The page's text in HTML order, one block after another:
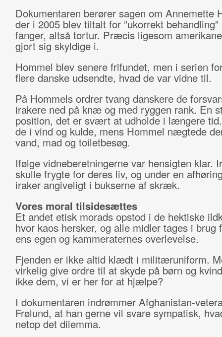
Dokumentaren berører sagen om Annemette
der i 2005 blev tiltalt for ”ukorrekt
fanger, altså tortur. Præcis ligesom
gjort sig skyldige i.
Hommel blev senere frifundet, men i serien
flere danske udsendte, hvad de var vidne til.
På Hommels ordrer tvang danskere de
irakere ned på knæ og med ryggen rank. En
position, det er svært at udholde i længere
de i vind og kulde, mens Hommel nægtede
vand, mad og toiletbesøg.
Ifølge vidneberetningerne var hensigten klar.
skulle frygte for deres liv, og under en
iraker angiveligt i bukserne af skræk.
Vores moral tilsidesættes
Et andet etisk morads opstod i de hektiske
hvor kaos hersker, og alle midler tages i brug
ens egen og kammeraternes overlevelse.
Fjenden er ikke altid klædt i militæruniform.
virkelig give ordre til at skyde på børn og
ikke dem, vi er her for at hjælpe?
I dokumentaren indrømmer Afghanistan-
Frølund, at han gerne vil svare sympatisk,
netop det dilemma.